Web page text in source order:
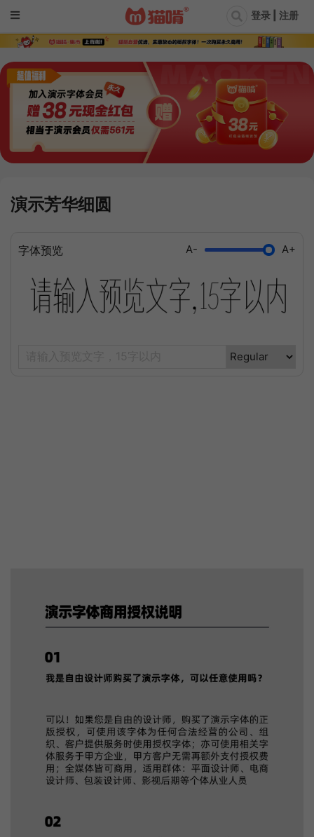
登录 | 注册
演示芳华细圆
字体预览 A- A+